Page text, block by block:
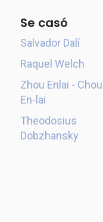
Se casó
Salvador Dalí
Raquel Welch
Zhou Enlai - Chou
En-lai
Theodosius
Dobzhansky